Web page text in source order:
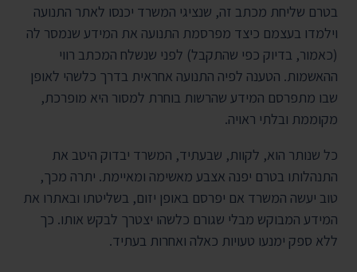
בטרם שליחת מכתב זה, שנציגי המשרד יכנסו לאתר התנועה
וילמדו בעצמם כיצד מפרסמת התנועה את המידע שנמסר לה
(כאמור, בדיוק כפי שהתקבל) לפני שנשלח המכתב רווי
ההאשמות. הטענה לפיה התנועה אחראית בדרך כלשהי לאופן
שבו מתפרסם המידע שהרשות בוחרת למסור היא מופרכת,
מקוממת ובלתי ראויה.
כל שנותר הוא, לקוות, שבעתיד, המשרד יבדוק היטב את
התנהלותו בטרם יפנה אצבע מאשימה ומאיימת. יתרה מכך,
טוב יעשה המשרד אם יפרסם באופן יזום, בשליטתו ובאתרו את
המידע המבוקש מבלי שגורם כלשהו יצטרך לבקש אותו. כך
ללא ספק ימנעו טעויות כאלה ואחרות בעתיד.